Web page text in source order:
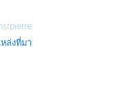
ล่งที่มา